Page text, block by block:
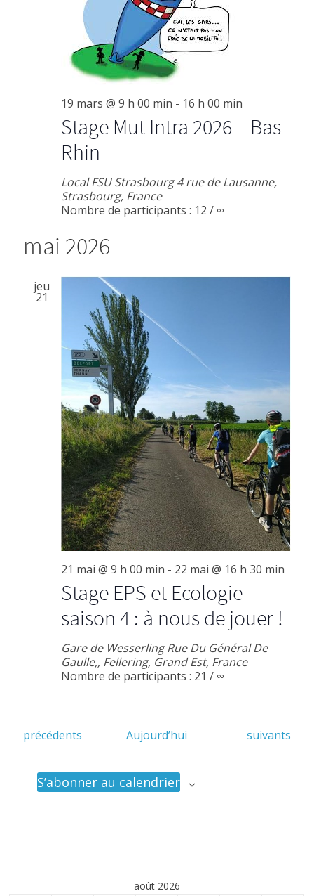
Stage Mut Intra 2026 – Bas-
Rhin
19 mars @ 9 h 00 min - 16 h 00 min
Local FSU Strasbourg4 rue de Lausanne,
Strasbourg, France
Nombre de participants : 12 / ∞
mai 2026
jeu
21
Stage EPS et Ecologie
saison 4 : à nous de jouer !
21 mai @ 9 h 00 min - 22 mai @ 16 h 30 min
Gare de WesserlingRue Du Général De
Gaulle,, Fellering, Grand Est, France
Nombre de participants : 21 / ∞
É
précédents Aujourd’hui
É
suivants
S’abonner au calendrier
août 2026